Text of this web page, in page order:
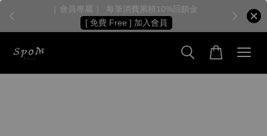
［ 會員專屬 ］ 每筆消費累積10%回饋金
[ 免費 Free ] 加入會員